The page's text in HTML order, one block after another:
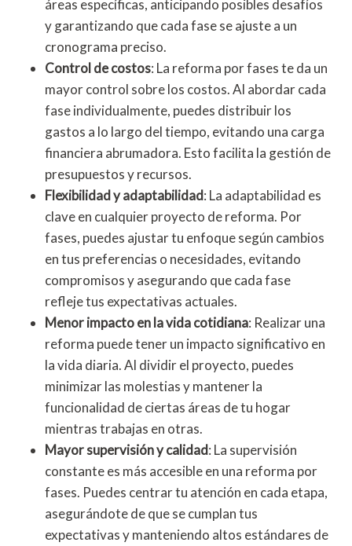
áreas específicas, anticipando posibles desafíos
y garantizando que cada fase se ajuste a un
cronograma preciso.
Control de costos: La reforma por fases te da un
mayor control sobre los costos. Al abordar cada
fase individualmente, puedes distribuir los
gastos a lo largo del tiempo, evitando una carga
financiera abrumadora. Esto facilita la gestión de
presupuestos y recursos.
Flexibilidad y adaptabilidad: La adaptabilidad es
clave en cualquier proyecto de reforma. Por
fases, puedes ajustar tu enfoque según cambios
en tus preferencias o necesidades, evitando
compromisos y asegurando que cada fase
refleje tus expectativas actuales.
Menor impacto en la vida cotidiana: Realizar una
reforma puede tener un impacto significativo en
la vida diaria. Al dividir el proyecto, puedes
minimizar las molestias y mantener la
funcionalidad de ciertas áreas de tu hogar
mientras trabajas en otras.
Mayor supervisión y calidad: La supervisión
constante es más accesible en una reforma por
fases. Puedes centrar tu atención en cada etapa,
asegurándote de que se cumplan tus
expectativas y manteniendo altos estándares de